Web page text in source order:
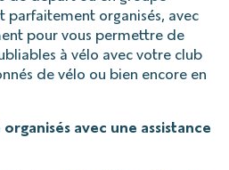
parfaitement organisés, avec
pour vous permettre de
à vélo avec votre club
de vélo ou bien encore en
avec une assistance